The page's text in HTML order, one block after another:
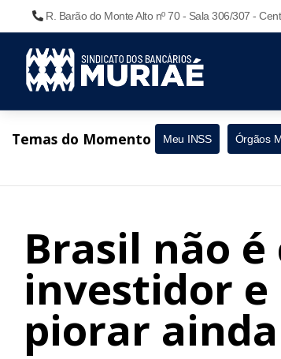
R. Barão do Monte Alto nº 70 - Sala 306/307 -
Temas do Momento Meu INSS Órgãos
Brasil não
investidor
piorar